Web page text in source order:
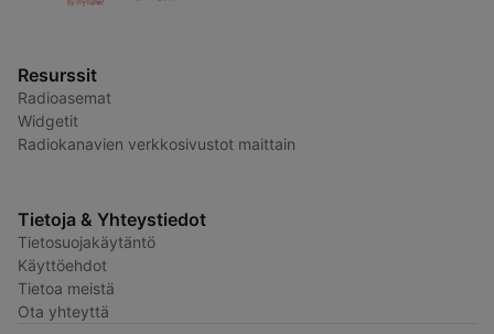
Resurssit
Radioasemat
Widgetit
Radiokanavien verkkosivustot maittain
Tietoja & Yhteystiedot
Tietosuojakäytäntö
Käyttöehdot
Tietoa meistä
Ota yhteyttä